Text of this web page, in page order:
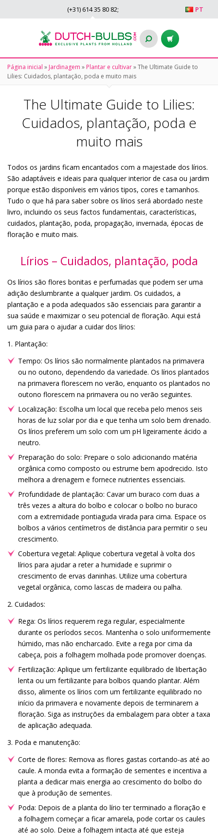
PT
(+31) 614 35 80 82;
Página inicial » Jardinagem » Plantar e cultivar»The Ultimate Guide to
Lilies: Cuidados, plantação, poda e muito mais
The Ultimate Guide to Lilies:
Cuidados, plantação, poda e
muito mais
Todos os jardins ficam encantados com a majestade dos lírios.
São adaptáveis e ideais para qualquer interior de casa ou jardim
porque estão disponíveis em vários tipos, cores e tamanhos.
Tudo o que há para saber sobre os lírios será abordado neste
livro, incluindo os seus factos fundamentais, características,
cuidados, plantação, poda, propagação, invernada, épocas de
floração e muito mais.
Lírios – Cuidados, plantação, poda
Os lírios são flores bonitas e perfumadas que podem ser uma
adição deslumbrante a qualquer jardim. Os cuidados, a
plantação e a poda adequados são essenciais para garantir a
sua saúde e maximizar o seu potencial de floração. Aqui está
um guia para o ajudar a cuidar dos lírios:
1. Plantação:
Tempo: Os lírios são normalmente plantados na primavera
ou no outono, dependendo da variedade. Os lírios plantados
na primavera florescem no verão, enquanto os plantados no
outono florescem na primavera ou no verão seguintes.
Localização: Escolha um local que receba pelo menos seis
horas de luz solar por dia e que tenha um solo bem drenado.
Os lírios preferem um solo com um pH ligeiramente ácido a
neutro.
Preparação do solo: Prepare o solo adicionando matéria
orgânica como composto ou estrume bem apodrecido. Isto
melhora a drenagem e fornece nutrientes essenciais.
Profundidade de plantação: Cavar um buraco com duas a
três vezes a altura do bolbo e colocar o bolbo no buraco
com a extremidade pontiaguda virada para cima. Espace os
bolbos a vários centímetros de distância para permitir o seu
crescimento.
Cobertura vegetal: Aplique cobertura vegetal à volta dos
lírios para ajudar a reter a humidade e suprimir o
crescimento de ervas daninhas. Utilize uma cobertura
vegetal orgânica, como lascas de madeira ou palha.
2. Cuidados:
Rega: Os lírios requerem rega regular, especialmente
durante os períodos secos. Mantenha o solo uniformemente
húmido, mas não encharcado. Evite a rega por cima da
cabeça, pois a folhagem molhada pode promover doenças.
Fertilização: Aplique um fertilizante equilibrado de libertação
lenta ou um fertilizante para bolbos quando plantar. Além
disso, alimente os lírios com um fertilizante equilibrado no
início da primavera e novamente depois de terminarem a
floração. Siga as instruções da embalagem para obter a taxa
de aplicação adequada.
3. Poda e manutenção:
Corte de flores: Remova as flores gastas cortando-as até ao
caule. A monda evita a formação de sementes e incentiva a
planta a dedicar mais energia ao crescimento do bolbo do
que à produção de sementes.
Poda: Depois de a planta do lírio ter terminado a floração e
a folhagem começar a ficar amarela, pode cortar os caules
até ao solo. Deixe a folhagem intacta até que esteja